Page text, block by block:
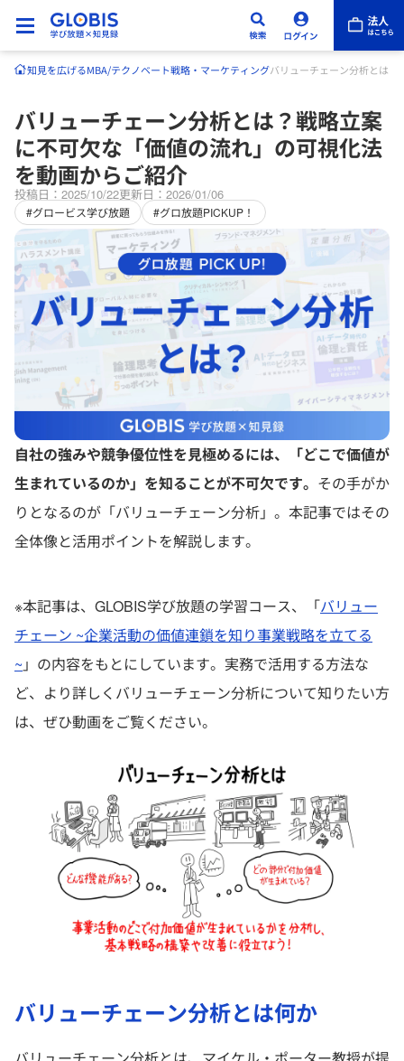
知見を広げるMBA/テクノベート戦略・マーケティングバリューチェーン分析とは
バリューチェーン分析とは？戦略立案
に不可欠な「価値の流れ」の可視化法
を動画からご紹介
投稿日：2025/10/22更新日：2026/01/06
#グロービス学び放題 #グロ放題PICKUP！
自社の強みや競争優位性を見極めるには、「どこで価値が
生まれているのか」を知ることが不可欠です。 その手がか
りとなるのが「バリューチェーン分析」。本記事ではその
全体像と活用ポイントを解説します。
※本記事は、GLOBIS学び放題の学習コース、「バリュー
チェーン ~企業活動の価値連鎖を知り事業戦略を立てる
~ 」の内容をもとにしています。実務で活用する方法な
ど、より詳しくバリューチェーン分析について知りたい方
は、ぜひ動画をご覧ください。
バリューチェーン分析とは何か